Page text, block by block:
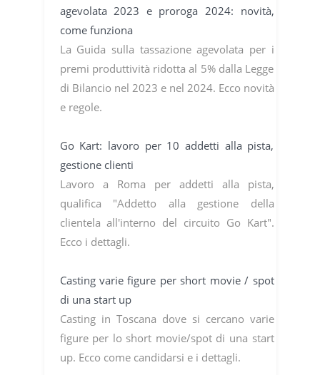
agevolata 2023 e proroga 2024: novità,
come funziona
La Guida sulla tassazione agevolata per i
premi produttività ridotta al 5% dalla Legge
di Bilancio nel 2023 e nel 2024. Ecco novità
e regole.
Go Kart: lavoro per 10 addetti alla pista,
gestione clienti
Lavoro a Roma per addetti alla pista,
qualifica "Addetto alla gestione della
clientela all'interno del circuito Go Kart".
Ecco i dettagli.
Casting varie figure per short movie / spot
di una start up
Casting in Toscana dove si cercano varie
figure per lo short movie/spot di una start
up. Ecco come candidarsi e i dettagli.